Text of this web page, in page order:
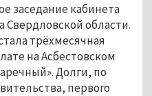
заседание кабинета
Свердловской области.
трёхмесячная
на Асбестовском
Долги, по
первого